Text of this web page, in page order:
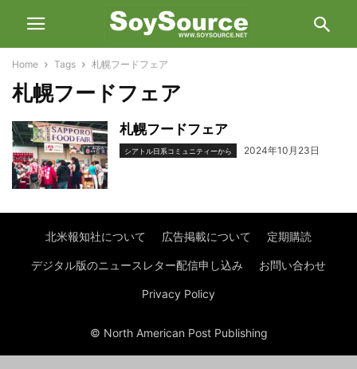
Home Tags 札幌フードフェア
札幌フードフェア
札幌フードフェア
シアトル日系コミュニティーから 2024年10月23日
北米報知社について 広告掲載について 定期購読
デジタル版のニュースレター配信申し込み お問い合わせ
Privacy Policy
© North American Post Publishing